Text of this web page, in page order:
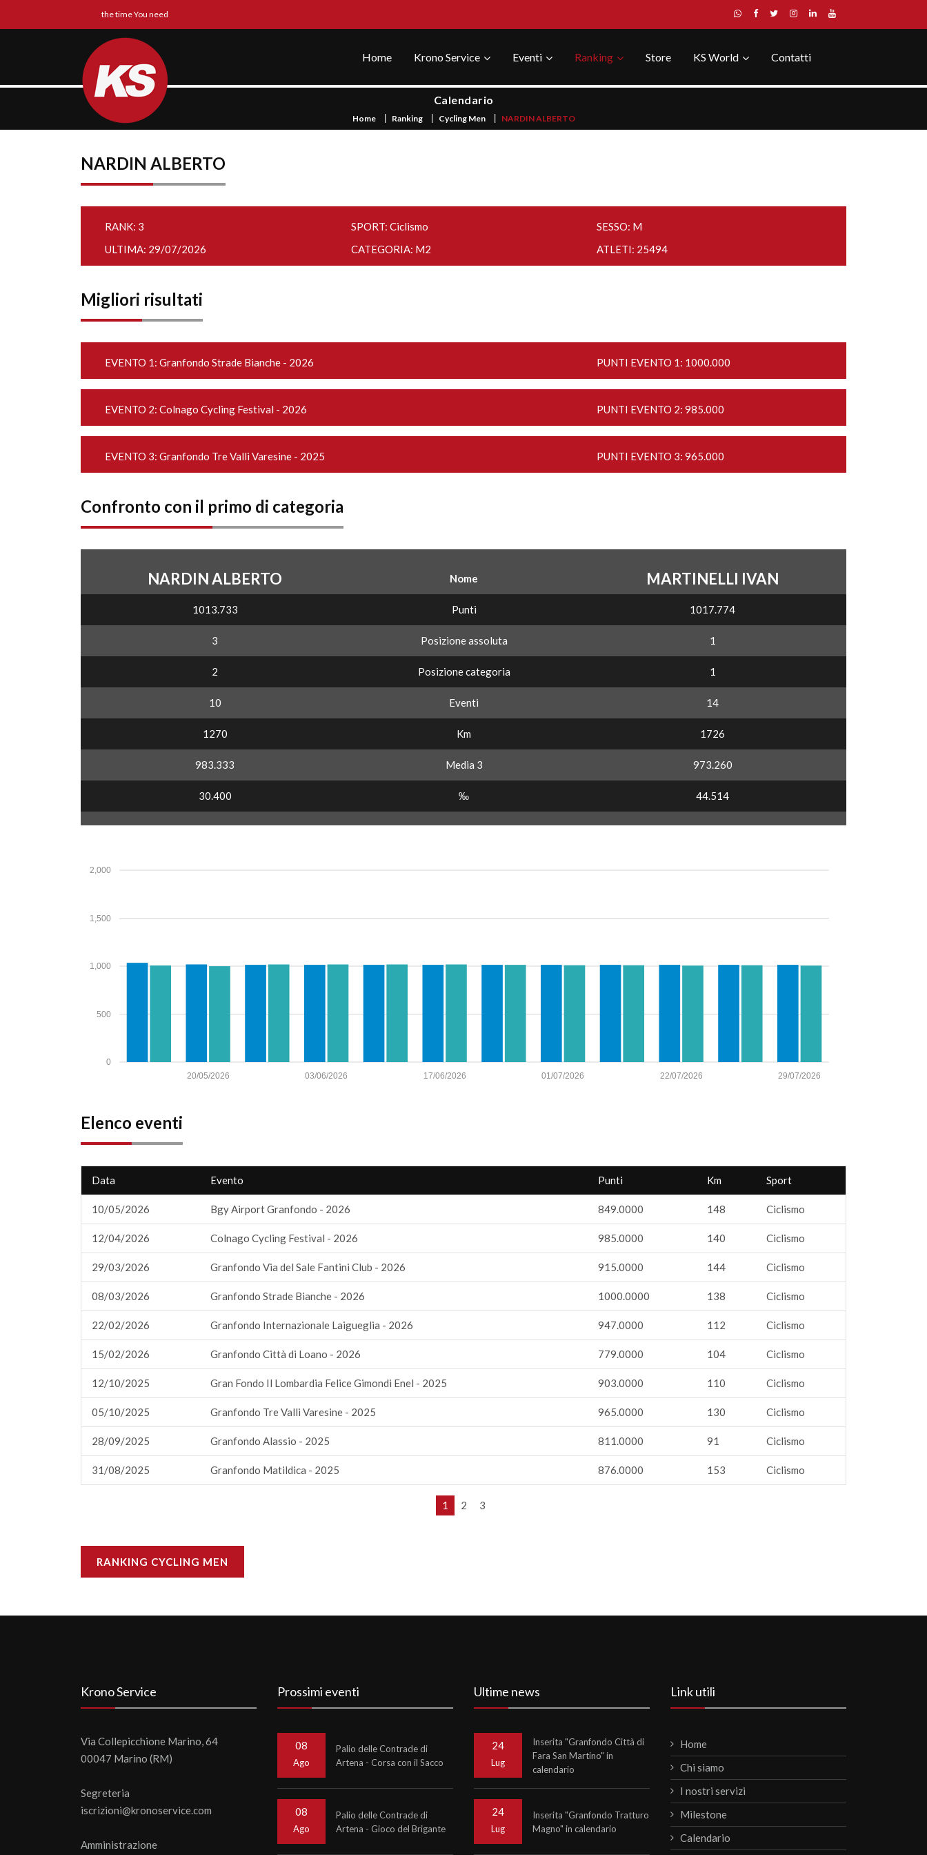
the time You need
Home Krono Service Eventi Ranking Store KS World Contatti
Calendario
Home Ranking Cycling Men NARDIN ALBERTO
NARDIN ALBERTO
RANK: 3 SPORT: Ciclismo
SESSO: M
ULTIMA: 29/07/2026
CATEGORIA: M2 ATLETI: 25494
Migliori risultati
EVENTO 1: Granfondo Strade Bianche - 2026 PUNTI EVENTO 1: 1000.000
EVENTO 2: Colnago Cycling Festival - 2026 PUNTI EVENTO 2: 985.000
EVENTO 3: Granfondo Tre Valli Varesine - 2025 PUNTI EVENTO 3: 965.000
Confronto con il primo di categoria
NARDIN ALBERTO Nome MARTINELLI IVAN
1013.733 Punti 1017.774
3 Posizione assoluta 1
2 Posizione categoria 1
10 Eventi 14
1270 Km 1726
983.333 Media 3 973.260
30.400 ‰ 44.514
0
500
1,000
1,500
2,000
29/07/2026
22/07/2026
01/07/2026
17/06/2026
03/06/2026
20/05/2026
Elenco eventi
Data Evento Punti Km Sport
10/05/2026 Bgy Airport Granfondo - 2026 849.0000 148 Ciclismo
12/04/2026 Colnago Cycling Festival - 2026 985.0000 140 Ciclismo
29/03/2026 Granfondo Via del Sale Fantini Club - 2026 915.0000 144 Ciclismo
08/03/2026 Granfondo Strade Bianche - 2026 1000.0000 138 Ciclismo
22/02/2026 Granfondo Internazionale Laigueglia - 2026 947.0000 112 Ciclismo
15/02/2026 Granfondo Città di Loano - 2026 779.0000 104 Ciclismo
12/10/2025 Gran Fondo Il Lombardia Felice Gimondi Enel - 2025 903.0000 110 Ciclismo
05/10/2025 Granfondo Tre Valli Varesine - 2025 965.0000 130 Ciclismo
28/09/2025 Granfondo Alassio - 2025 811.0000 91 Ciclismo
31/08/2025 Granfondo Matildica - 2025 876.0000 153 Ciclismo
1 2 3
RANKING CYCLING MEN
Krono Service
Via Collepicchione Marino, 64
00047 Marino (RM)
Segreteria
iscrizioni@kronoservice.com
Amministrazione
Prossimi eventi
08
Ago
Palio delle Contrade di
Artena - Corsa con il Sacco
08
Ago
Palio delle Contrade di
Artena - Gioco del Brigante
Ultime news
24
Lug
Inserita "Granfondo Città di
Fara San Martino" in
calendario
24
Lug
Inserita "Granfondo Tratturo
Magno" in calendario
Link utili
Home
Chi siamo
I nostri servizi
Milestone
Calendario